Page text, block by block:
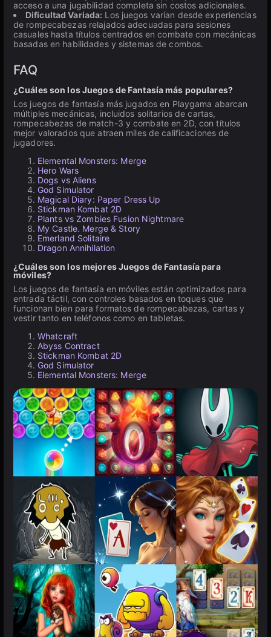
acceso a una jugabilidad completa sin costos adicionales.
Dificultad Variada: Los juegos varían desde experiencias
de rompecabezas relajados adecuadas para sesiones
casuales hasta títulos centrados en combate con mecánicas
basadas en habilidades y sistemas de combos.
FAQ
¿Cuáles son los Juegos de Fantasía más populares?
Los juegos de fantasía más jugados en Playgama abarcan
múltiples mecánicas, incluidos solitarios de cartas,
rompecabezas de match-3 y combate en 2D, con títulos
mejor valorados que atraen miles de calificaciones de
jugadores.
Elemental Monsters: Merge
Hero Wars
Dogs vs Aliens
God Simulator
Magical Diary: Paper Dress Up
Stickman Kombat 2D
Plants vs Zombies Fusion Nightmare
My Castle. Merge & Story
Emerland Solitaire
Dragon Annihilation
¿Cuáles son los mejores Juegos de Fantasía para
móviles?
Los juegos de fantasía en móviles están optimizados para
entrada táctil, con controles basados en toques que
funcionan bien para formatos de rompecabezas, cartas y
vestir tanto en teléfonos como en tabletas.
Whatcraft
Abyss Contract
Stickman Kombat 2D
God Simulator
Elemental Monsters: Merge